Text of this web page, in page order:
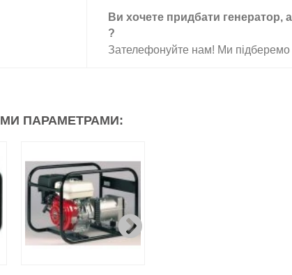
Ви хочете придбати генератор,
?
Зателефонуйте нам! Ми підберемо
ПАРАМЕТРАМИ: